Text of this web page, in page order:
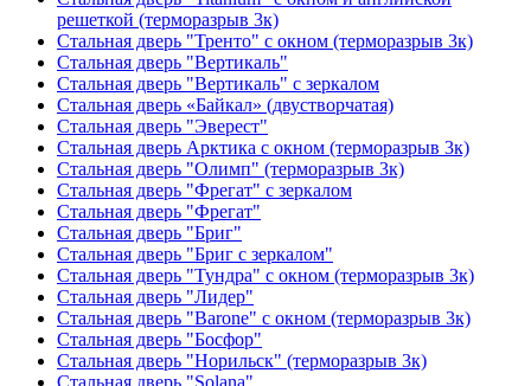
решеткой (терморазрыв 3к)
Стальная дверь "Тренто" с окном (терморазрыв 3к)
Стальная дверь "Вертикаль"
Стальная дверь "Вертикаль" с зеркалом
Стальная дверь «Байкал» (двустворчатая)
Стальная дверь "Эверест"
Стальная дверь Арктика с окном (терморазрыв 3к)
Стальная дверь "Олимп" (терморазрыв 3к)
Стальная дверь "Фрегат" с зеркалом
Стальная дверь "Фрегат"
Стальная дверь "Бриг"
Стальная дверь "Бриг с зеркалом"
Стальная дверь "Тундра" с окном (терморазрыв 3к)
Стальная дверь "Лидер"
Стальная дверь "Barone" с окном (терморазрыв 3к)
Стальная дверь "Босфор"
Стальная дверь "Норильск" (терморазрыв 3к)